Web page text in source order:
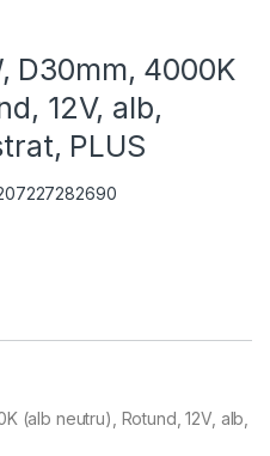
D30mm, 4000K
12V, alb,
PLUS
(alb neutru), Rotund, 12V, alb,